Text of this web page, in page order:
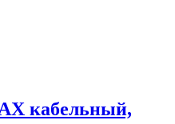
кабельный,